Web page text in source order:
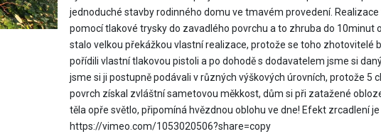
jednoduché stavby rodinného domu ve tmavém provedení.
pomocí tlakové trysky do zavadlého povrchu a to zhruba do 10minut
stalo velkou překážkou vlastní realizace, protože se toho zhotovitelé
pořídili vlastní tlakovou pistoli a po dohodě s dodavatelem jsme si
jsme si ji postupně podávali v různých výškových úrovních, protože 5
povrch získal zvláštní sametovou měkkost, dům si při zatažené
těla opře světlo, připomíná hvězdnou oblohu ve dne! Efekt zrcadlení
https://vimeo.com/1053020506?share=copy